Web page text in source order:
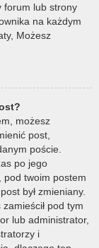
forum lub strony
na każdym
Możesz
możesz
post,
poście.
po jego
pod twoim postem
był zmieniany.
pod tym
lub administrator,
i